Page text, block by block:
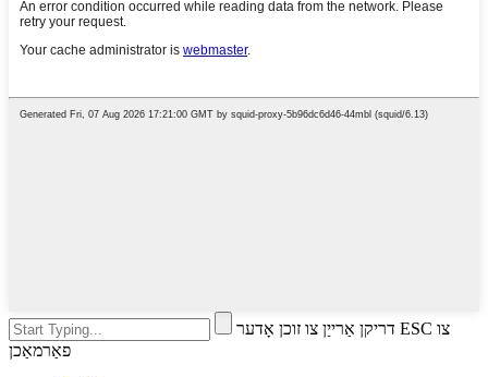
דריקן אַרייַן צו זוכן אָדער ESC צו
פאַרמאַכן